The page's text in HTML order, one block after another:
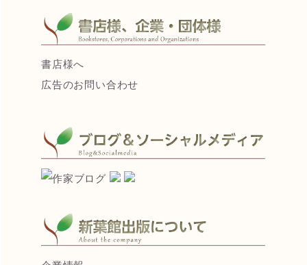
書店様へ
広告のお問い合わせ